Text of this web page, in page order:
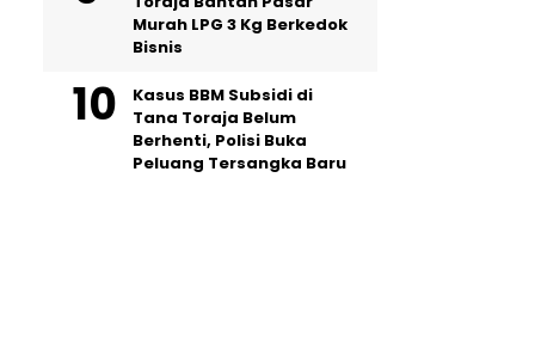
Murah LPG 3 Kg Berkedok
Bisnis
Kasus BBM Subsidi di
Tana Toraja Belum
Berhenti, Polisi Buka
Peluang Tersangka Baru